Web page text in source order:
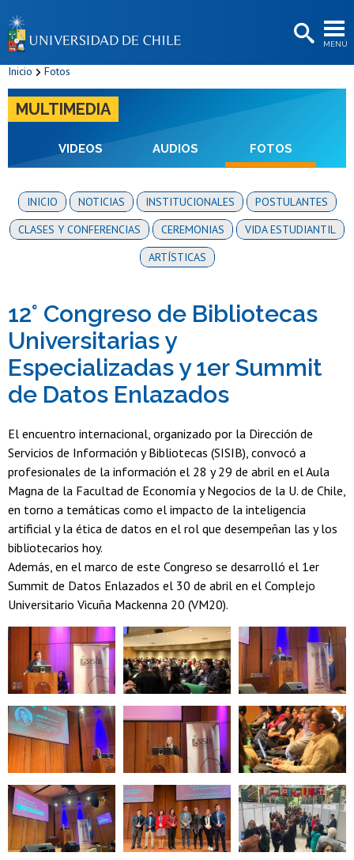
MENÚ
BIBLIOTECAS
Estudiantes
Funcionarias/os
Egresadas/os
Inicio Fotos
MULTIMEDIA
VIDEOS AUDIOS FOTOS
INICIO NOTICIAS INSTITUCIONALES
POSTULANTES
CLASES Y CONFERENCIAS
CEREMONIAS
VIDA ESTUDIANTIL
ARTÍSTICAS
12° Congreso de Bibliotecas
Universitarias y
Especializadas y 1er Summit
de Datos Enlazados
El encuentro internacional, organizado por la Dirección de
Servicios de Información y Bibliotecas (SISIB), convocó a
profesionales de la información el 28 y 29 de abril en el Aula
Magna de la Facultad de Economía y Negocios de la U. de Chile,
en torno a temáticas como el impacto de la inteligencia
artificial y la ética de datos en el rol que desempeñan las y los
bibliotecarios hoy.
Además, en el marco de este Congreso se desarrolló el 1er
Summit de Datos Enlazados el 30 de abril en el Complejo
Universitario Vicuña Mackenna 20 (VM20).
Zoom
Zoom Zoom
Zoom Zoom
Zoom Zoom Zoom